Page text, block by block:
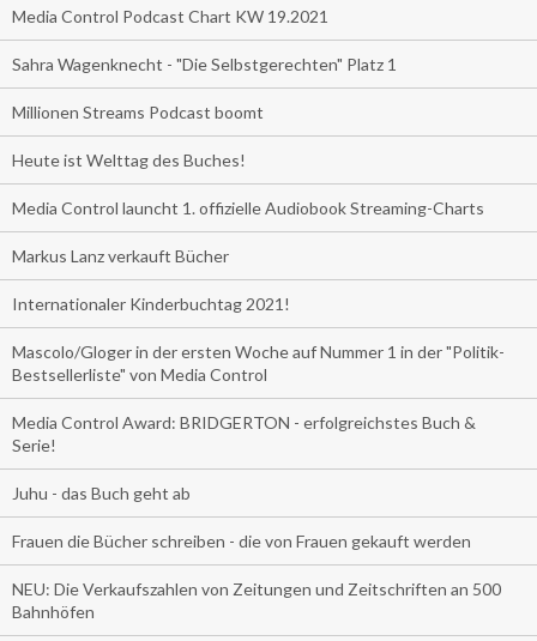
Media Control Podcast Chart KW 19.2021
Sahra Wagenknecht - "Die Selbstgerechten" Platz 1
Millionen Streams Podcast boomt
Heute ist Welttag des Buches!
Media Control launcht 1. offizielle Audiobook Streaming-Charts
Markus Lanz verkauft Bücher
Internationaler Kinderbuchtag 2021!
Mascolo/Gloger in der ersten Woche auf Nummer 1 in der "Politik-
Bestsellerliste" von Media Control
Media Control Award: BRIDGERTON - erfolgreichstes Buch &
Serie!
Juhu - das Buch geht ab
Frauen die Bücher schreiben - die von Frauen gekauft werden
NEU: Die Verkaufszahlen von Zeitungen und Zeitschriften an 500
Bahnhöfen